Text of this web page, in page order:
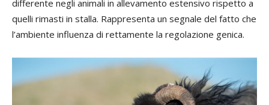
differente negli animali in allevamento estensivo rispetto a
quelli rimasti in stalla. Rappresenta un segnale del fatto che
l’ambiente influenza di rettamente la regolazione genica.